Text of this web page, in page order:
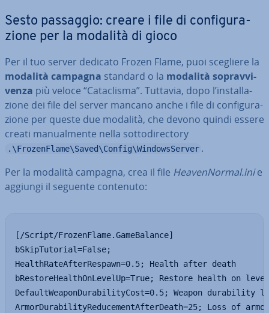
Sesto passaggio: creare i file di con­fi­gu­ra­
zio­ne per la modalità di gioco
Per il tuo server dedicato Frozen Flame, puoi scegliere la
modalità campagna standard o la modalità so­prav­vi­
ven­za più veloce “Ca­ta­cli­sma”. Tuttavia, dopo l’in­stal­la­
zio­ne dei file del server mancano anche i file di con­fi­gu­ra­
zio­ne per queste due modalità, che devono quindi essere
creati ma­nual­men­te nella sot­to­di­rec­to­ry
.\FrozenFlame\Saved\Config\WindowsServer .
Per la modalità campagna, crea il file Hea­ven­Nor­mal.inie
aggiungi il seguente contenuto:
[/Script/FrozenFlame.GameBalance]
bSkipTutorial=False;
HealthRateAfterRespawn=0.5; Health after death
bRestoreHealthOnLevelUp=True; Restore health on
DefaultWeaponDurabilityCost=0.5; Weapon durability
ArmorDurabilityReducementAfterDeath=25; Loss of